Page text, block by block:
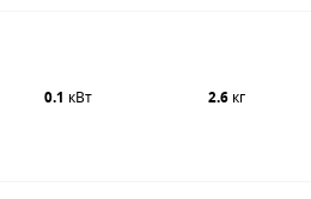
0.1 кВт 2.6 кг